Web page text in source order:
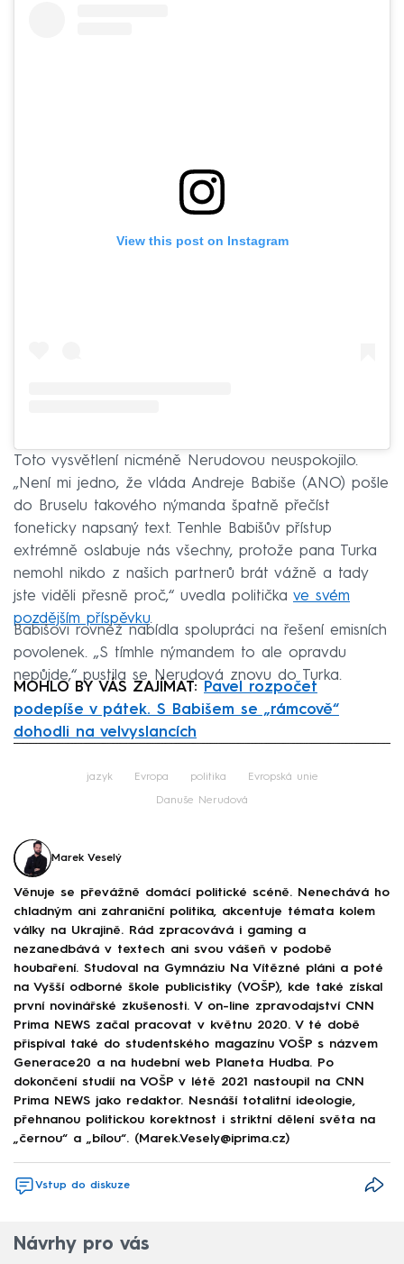
View this post on Instagram
Toto vysvětlení nicméně Nerudovou neuspokojilo.
„Není mi jedno, že vláda Andreje Babiše (ANO) pošle
do Bruselu takového nýmanda špatně přečíst
foneticky napsaný text. Tenhle Babišův přístup
extrémně oslabuje nás všechny, protože pana Turka
nemohl nikdo z našich partnerů brát vážně a tady
jste viděli přesně proč,“ uvedla politička ve svém
pozdějším příspěvku.
Babišovi rovněž nabídla spolupráci na řešení emisních
povolenek. „S tímhle nýmandem to ale opravdu
nepůjde,“ pustila se Nerudová znovu do Turka.
MOHLO BY VÁS ZAJÍMAT:
Pavel rozpočet
podepíše v pátek. S Babišem se „rámcově“
dohodli na velvyslancích
jazyk Evropa politika Evropská unie
Danuše Nerudová
Marek Veselý
Věnuje se převážně domácí politické scéně. Nenechává ho
chladným ani zahraniční politika, akcentuje témata kolem
války na Ukrajině. Rád zpracovává i gaming a
nezanedbává v textech ani svou vášeň v podobě
houbaření. Studoval na Gymnáziu Na Vítězné pláni a poté
na Vyšší odborné škole publicistiky (VOŠP), kde také získal
první novinářské zkušenosti. V on-line zpravodajství CNN
Prima NEWS začal pracovat v květnu 2020. V té době
přispíval také do studentského magazínu VOŠP s názvem
Generace20 a na hudební web Planeta Hudba. Po
dokončení studií na VOŠP v létě 2021 nastoupil na CNN
Prima NEWS jako redaktor. Nesnáší totalitní ideologie,
přehnanou politickou korektnost i striktní dělení světa na
„černou“ a „bílou“. (Marek.Vesely@iprima.cz)
Vstup do diskuze
Návrhy pro vás